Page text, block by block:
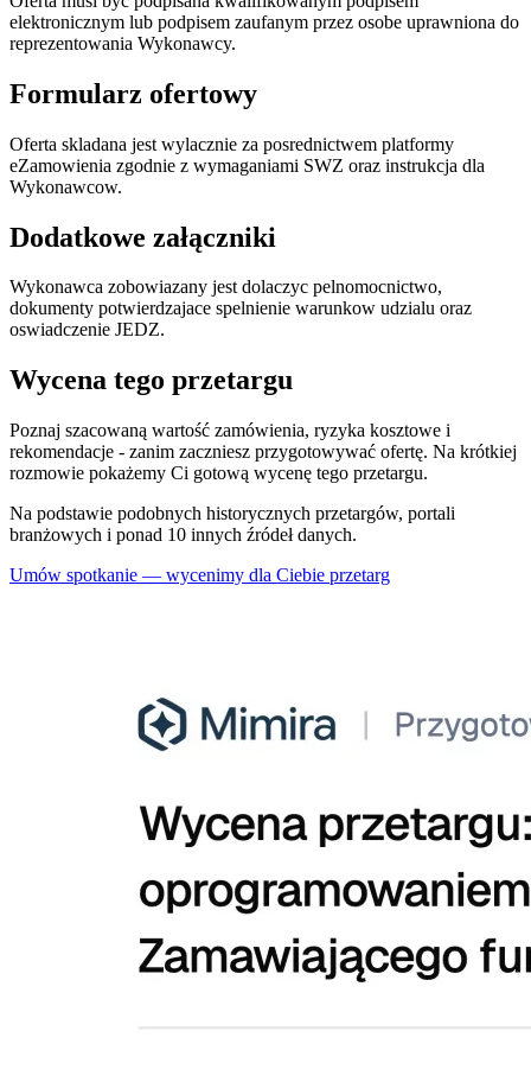
elektronicznym lub podpisem zaufanym przez osobe uprawniona do
reprezentowania Wykonawcy.
Formularz ofertowy
Oferta skladana jest wylacznie za posrednictwem platformy
eZamowienia zgodnie z wymaganiami SWZ oraz instrukcja dla
Wykonawcow.
Dodatkowe załączniki
Wykonawca zobowiazany jest dolaczyc pelnomocnictwo,
dokumenty potwierdzajace spelnienie warunkow udzialu oraz
oswiadczenie JEDZ.
Wycena tego przetargu
Poznaj szacowaną wartość zamówienia, ryzyka kosztowe i
rekomendacje - zanim zaczniesz przygotowywać ofertę. Na krótkiej
rozmowie pokażemy Ci gotową wycenę tego przetargu.
Na podstawie podobnych historycznych przetargów, portali
branżowych i ponad 10 innych źródeł danych.
Umów spotkanie — wycenimy dla Ciebie przetarg